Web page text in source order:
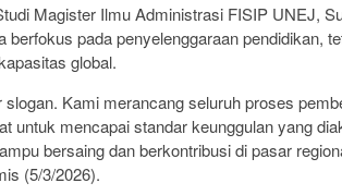
Magister Ilmu Administrasi FISIP UNEJ,
berfokus pada penyelenggaraan pendidikan,
global.
slogan. Kami merancang seluruh proses
untuk mencapai standar keunggulan yang
bersaing dan berkontribusi di pasar
(5/3/2026).